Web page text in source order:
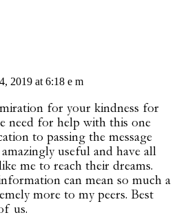
2019 at 6:18 e m
for your kindness for
need for help with this one
to passing the message
useful and have all
me to reach their dreams.
can mean so much a
more to my peers. Best
us.